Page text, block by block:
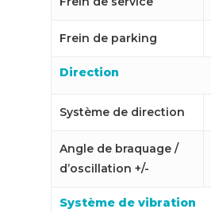
Frein de parking
Direction
Système de direction
Angle de braquage /
d’oscillation +/-
Système de vibration